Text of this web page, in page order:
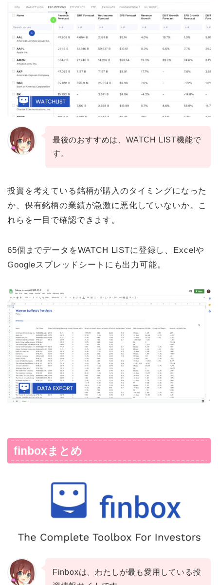
最後のおすすめは、WATCH LIST機能で
す。
投資を考えている銘柄が購入のタイミングになった
か、保有銘柄の業績が急激に悪化していないか。こ
れらを一目で確認できます。
65個までデータをWATCH LISTに登録し、Excelや
Googleスプレッドシートにも出力可能。
finboxまとめ
Finboxは、わたしが最も愛用している投